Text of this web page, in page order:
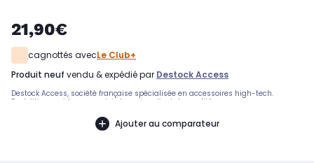
21,90€
cagnottés avecLe Club+
produit neuf vendu & expédié par Destock Access
Destock Access, société française spécialisée en accessoires high-tech.
Expédition rapide avec suivi et service client de qualité.
Ajouter au comparateur